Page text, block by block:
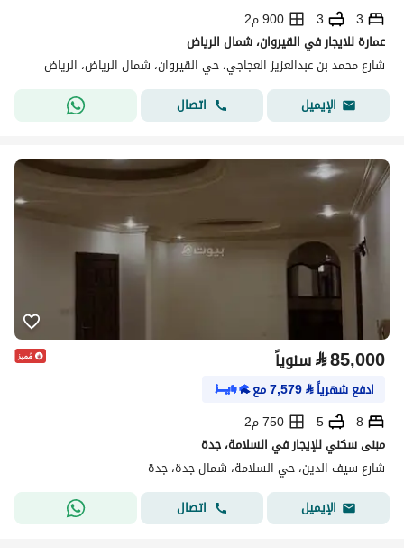
3
3
900 م2
عمارة للايجار في القيروان، شمال الرياض
شارع محمد بن عبدالعزيز العجاجي، حي القيروان، شمال الرياض، الرياض
الإيميل
اتصال
⃁85,000 سنوياً
ادفع شهرياً⃁
7,579مع
8
5
750 م2
مبنى سكني للإيجار في السلامة، جدة
شارع سيف الدين، حي السلامة، شمال جدة، جدة
الإيميل
اتصال